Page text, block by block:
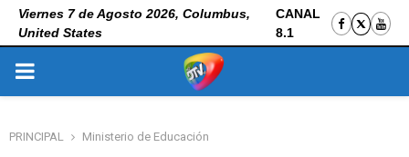
Viernes 7 de Agosto 2026, Columbus,
United States
CANAL
8.1
PRIMARY
PRINCIPAL Ministerio de Educación